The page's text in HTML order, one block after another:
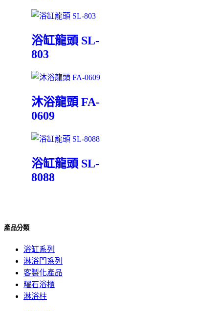
浴缸龍頭 SL-
803
沐浴龍頭 FA-
0609
浴缸龍頭 SL-
8088
產品分類
浴缸系列
淋浴門系列
客製化產品
曜石浴櫃
淋浴柱